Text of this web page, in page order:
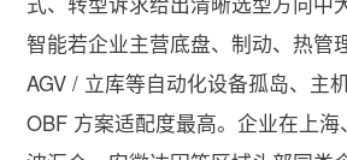
智能若企业主营底盘、制动、热管
AGV / 立库等自动化设备孤岛、主
OBF 方案适配度最高。企业在上